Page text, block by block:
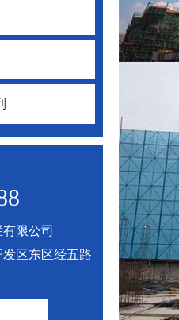
限公司
区东区经五路